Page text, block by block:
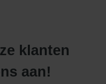
klanten
aan!